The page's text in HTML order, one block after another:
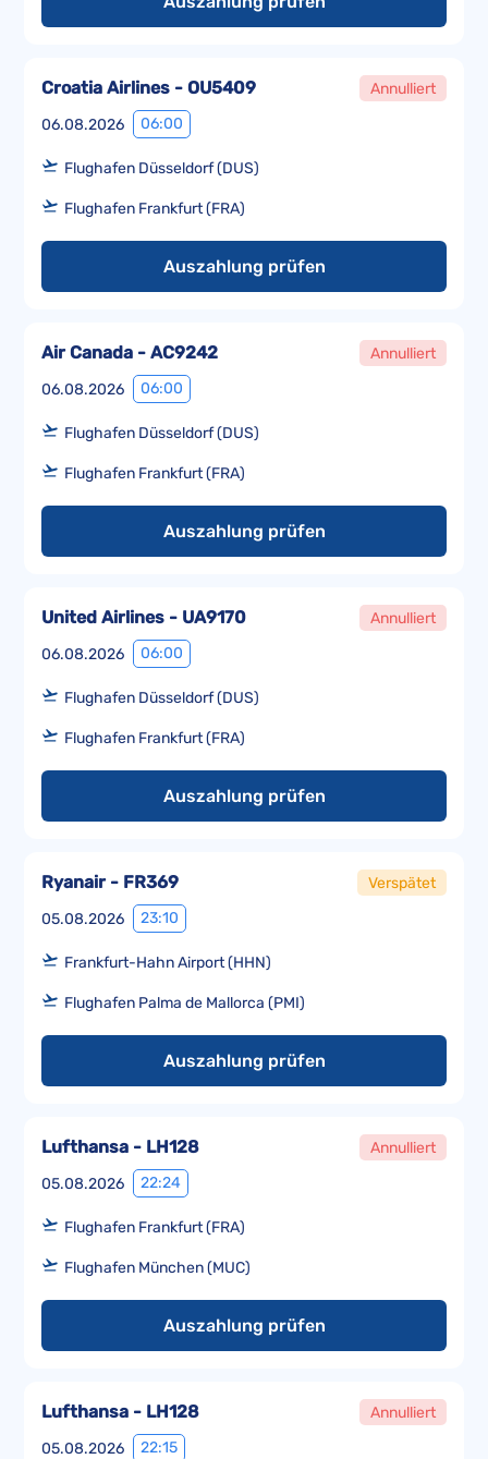
06.08.2026 06:00
Croatia Airlines - OU5409 Annulliert
Flughafen Düsseldorf (DUS)
Flughafen Frankfurt (FRA)
Auszahlung prüfen
06.08.2026 06:00
Air Canada - AC9242 Annulliert
Flughafen Düsseldorf (DUS)
Flughafen Frankfurt (FRA)
Auszahlung prüfen
06.08.2026 06:00
United Airlines - UA9170 Annulliert
Flughafen Düsseldorf (DUS)
Flughafen Frankfurt (FRA)
Auszahlung prüfen
05.08.2026 23:10
Ryanair - FR369 Verspätet
Frankfurt-Hahn Airport (HHN)
Flughafen Palma de Mallorca (PMI)
Auszahlung prüfen
05.08.2026 22:24
Lufthansa - LH128 Annulliert
Flughafen Frankfurt (FRA)
Flughafen München (MUC)
Auszahlung prüfen
05.08.2026 22:15
Lufthansa - LH128 Annulliert